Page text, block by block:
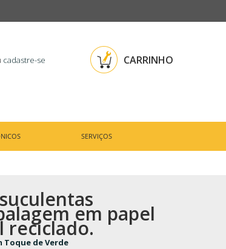
cadastre-se CARRINHO
SERVIÇOS
em papel
reciclado.
Toque de Verde